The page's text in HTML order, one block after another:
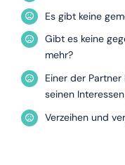
Es gibt keine
Gibt es keine
mehr?
Einer der
seinen
Verzeihen und